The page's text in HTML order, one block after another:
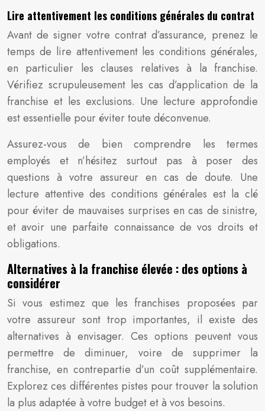
Lire attentivement les conditions générales du contrat
Avant de signer votre contrat d’assurance, prenez le
temps de lire attentivement les conditions générales,
en particulier les clauses relatives à la franchise.
Vérifiez scrupuleusement les cas d’application de la
franchise et les exclusions. Une lecture approfondie
est essentielle pour éviter toute déconvenue.
Assurez-vous de bien comprendre les termes
employés et n’hésitez surtout pas à poser des
questions à votre assureur en cas de doute. Une
lecture attentive des conditions générales est la clé
pour éviter de mauvaises surprises en cas de sinistre,
et avoir une parfaite connaissance de vos droits et
obligations.
Alternatives à la franchise élevée : des options à
considérer
Si vous estimez que les franchises proposées par
votre assureur sont trop importantes, il existe des
alternatives à envisager. Ces options peuvent vous
permettre de diminuer, voire de supprimer la
franchise, en contrepartie d’un coût supplémentaire.
Explorez ces différentes pistes pour trouver la solution
la plus adaptée à votre budget et à vos besoins.